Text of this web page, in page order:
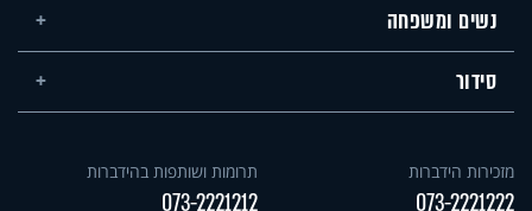
נשים ומשפחה
סידור
מזכירות הידברות
073-2221222
תרומות ושותפות בהידברות
073-2221212